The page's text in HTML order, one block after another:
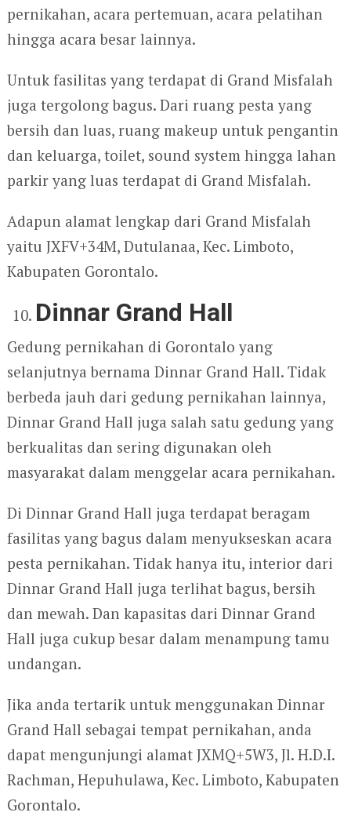
pernikahan, acara pertemuan, acara pelatihan
hingga acara besar lainnya.
Untuk fasilitas yang terdapat di Grand Misfalah
juga tergolong bagus. Dari ruang pesta yang
bersih dan luas, ruang makeup untuk pengantin
dan keluarga, toilet, sound system hingga lahan
parkir yang luas terdapat di Grand Misfalah.
Adapun alamat lengkap dari Grand Misfalah
yaitu JXFV+34M, Dutulanaa, Kec. Limboto,
Kabupaten Gorontalo.
Dinnar Grand Hall
Gedung pernikahan di Gorontalo yang
selanjutnya bernama Dinnar Grand Hall. Tidak
berbeda jauh dari gedung pernikahan lainnya,
Dinnar Grand Hall juga salah satu gedung yang
berkualitas dan sering digunakan oleh
masyarakat dalam menggelar acara pernikahan.
Di Dinnar Grand Hall juga terdapat beragam
fasilitas yang bagus dalam menyukseskan acara
pesta pernikahan. Tidak hanya itu, interior dari
Dinnar Grand Hall juga terlihat bagus, bersih
dan mewah. Dan kapasitas dari Dinnar Grand
Hall juga cukup besar dalam menampung tamu
undangan.
Jika anda tertarik untuk menggunakan Dinnar
Grand Hall sebagai tempat pernikahan, anda
dapat mengunjungi alamat JXMQ+5W3, Jl. H.D.I.
Rachman, Hepuhulawa, Kec. Limboto, Kabupaten
Gorontalo.